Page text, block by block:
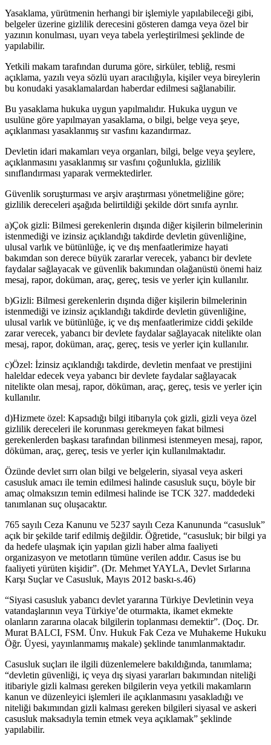
Yasaklama, yürütmenin herhangi bir işlemiyle yapılabileceği gibi,
belgeler üzerine gizlilik derecesini gösteren damga veya özel bir
yazının konulması, uyarı veya tabela yerleştirilmesi şeklinde de
yapılabilir.
Yetkili makam tarafından duruma göre, sirküler, tebliğ, resmi
açıklama, yazılı veya sözlü uyarı aracılığıyla, kişiler veya bireylerin
bu konudaki yasaklamalardan haberdar edilmesi sağlanabilir.
Bu yasaklama hukuka uygun yapılmalıdır. Hukuka uygun ve
usulüne göre yapılmayan yasaklama, o bilgi, belge veya şeye,
açıklanması yasaklanmış sır vasfını kazandırmaz.
Devletin idari makamları veya organları, bilgi, belge veya şeylere,
açıklanmasını yasaklanmış sır vasfını çoğunlukla, gizlilik
sınıflandırması yaparak vermektedirler.
Güvenlik soruşturması ve arşiv araştırması yönetmeliğine göre;
gizlilik dereceleri aşağıda belirtildiği şekilde dört sınıfa ayrılır.
a)Çok gizli: Bilmesi gerekenlerin dışında diğer kişilerin bilmelerinin
istenmediği ve izinsiz açıklandığı takdirde devletin güvenliğine,
ulusal varlık ve bütünlüğe, iç ve dış menfaatlerimize hayati
bakımdan son derece büyük zararlar verecek, yabancı bir devlete
faydalar sağlayacak ve güvenlik bakımından olağanüstü önemi haiz
mesaj, rapor, doküman, araç, gereç, tesis ve yerler için kullanılır.
b)Gizli: Bilmesi gerekenlerin dışında diğer kişilerin bilmelerinin
istenmediği ve izinsiz açıklandığı takdirde devletin güvenliğine,
ulusal varlık ve bütünlüğe, iç ve dış menfaatlerimize ciddi şekilde
zarar verecek, yabancı bir devlete faydalar sağlayacak nitelikte olan
mesaj, rapor, doküman, araç, gereç, tesis ve yerler için kullanılır.
c)Özel: İzinsiz açıklandığı takdirde, devletin menfaat ve prestijini
haleldar edecek veya yabancı bir devlete faydalar sağlayacak
nitelikte olan mesaj, rapor, döküman, araç, gereç, tesis ve yerler için
kullanılır.
d)Hizmete özel: Kapsadığı bilgi itibarıyla çok gizli, gizli veya özel
gizlilik dereceleri ile korunması gerekmeyen fakat bilmesi
gerekenlerden başkası tarafından bilinmesi istenmeyen mesaj, rapor,
döküman, araç, gereç, tesis ve yerler için kullanılmaktadır.
Özünde devlet sırrı olan bilgi ve belgelerin, siyasal veya askeri
casusluk amacı ile temin edilmesi halinde casusluk suçu, böyle bir
amaç olmaksızın temin edilmesi halinde ise TCK 327. maddedeki
tanımlanan suç oluşacaktır.
765 sayılı Ceza Kanunu ve 5237 sayılı Ceza Kanununda “casusluk”
açık bir şekilde tarif edilmiş değildir. Öğretide, “casusluk; bir bilgi ya
da hedefe ulaşmak için yapılan gizli haber alma faaliyeti
organizasyon ve metotların tümüne verilen addır. Casus ise bu
faaliyeti yürüten kişidir”. (Dr. Mehmet YAYLA, Devlet Sırlarına
Karşı Suçlar ve Casusluk, Mayıs 2012 baskı-s.46)
“Siyasi casusluk yabancı devlet yararına Türkiye Devletinin veya
vatandaşlarının veya Türkiye’de oturmakta, ikamet ekmekte
olanların zararına olacak bilgilerin toplanması demektir”. (Doç. Dr.
Murat BALCI, FSM. Ünv. Hukuk Fak Ceza ve Muhakeme Hukuku
Öğr. Üyesi, yayınlanmamış makale) şeklinde tanımlanmaktadır.
Casusluk suçları ile ilgili düzenlemelere bakıldığında, tanımlama;
“devletin güvenliği, iç veya dış siyasi yararları bakımından niteliği
itibariyle gizli kalması gereken bilgilerin veya yetkili makamların
kanun ve düzenleyici işlemleri ile açıklanmasını yasakladığı ve
niteliği bakımından gizli kalması gereken bilgileri siyasal ve askeri
casusluk maksadıyla temin etmek veya açıklamak” şeklinde
yapılabilir.